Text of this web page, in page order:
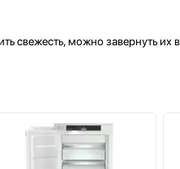
свежесть, можно завернуть их